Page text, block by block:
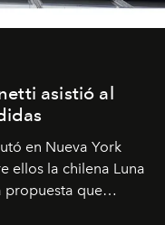
asistió al
en Nueva York
ellos la chilena Luna
propuesta que